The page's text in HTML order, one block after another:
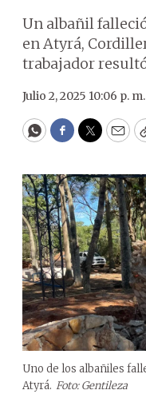
Un albañil
en Atyrá,
trabajador
Julio 2, 2025 10:06 p. m.
WhatsApp
Facebook
Twitter
Uno de los albañiles
Atyrá. Foto: Gentileza